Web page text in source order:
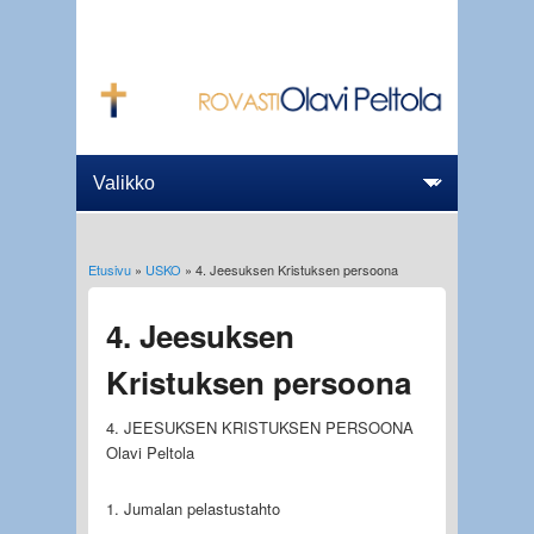
Olet täällä
Etusivu» USKO » 4. Jeesuksen Kristuksen persoona
4. Jeesuksen
Kristuksen persoona
4. JEESUKSEN KRISTUKSEN PERSOONA
Olavi Peltola
1. Jumalan pelastustahto